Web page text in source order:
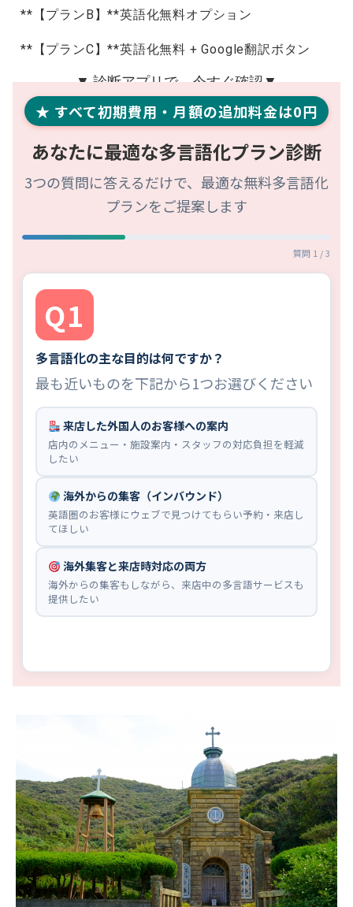
**【プランB】**英語化無料オプション
**【プランC】**英語化無料 + Google翻訳ボタン
▼ 診断アプリで、今すぐ確認▼
★ すべて初期費用・月額の追加料金は0円
あなたに最適な多言語化プラン診断
3つの質問に答えるだけで、最適な無料多言語化
プランをご提案します
質問 1 / 3
Q1
多言語化の主な目的は何ですか？
最も近いものを下記から1つお選びください
来店した外国人のお客様への案内
店内のメニュー・施設案内・スタッフの対応負担を軽減
したい
海外からの集客（インバウンド）
英語圏のお客様にウェブで見つけてもらい予約・来店し
てほしい
海外集客と来店時対応の両方
海外からの集客もしながら、来店中の多言語サービスも
提供したい